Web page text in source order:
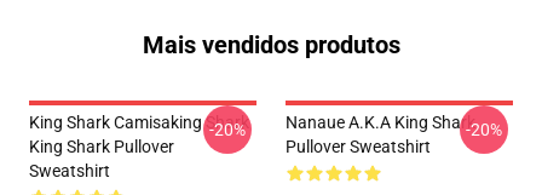
Mais vendidos produtos
King Shark Camisaking Shark
King Shark Pullover
Sweatshirt
-20%
Nanaue A.K.A King Shark
Pullover Sweatshirt
-20%